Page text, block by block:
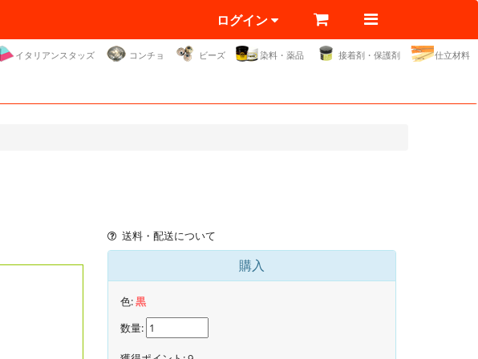
ログイン
イタリアンスタッズ コンチョ ビーズ 染料・薬品 接着剤・保護剤 仕立材料
送料・配送について
購入
色:黒
数量: